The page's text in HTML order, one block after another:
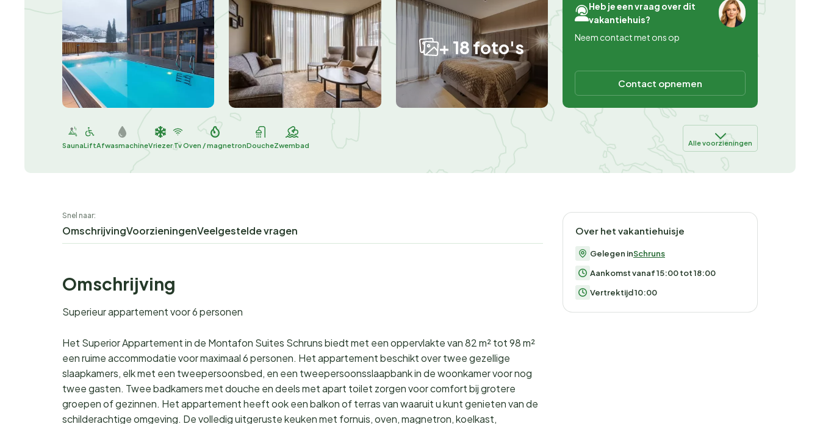
+ 18 foto's
Heb je een vraag over dit
vakantiehuis?
Neem contact met ons op
Contact opnemen
SaunaLiftAfwasmachineVriezer TvOven / magnetronDoucheZwembad Alle voorzieningen
Snel naar:
OmschrijvingVoorzieningenVeelgestelde vragen
Omschrijving
Superieur appartement voor 6 personen
Het Superior Appartement in de Montafon Suites Schruns biedt met een oppervlakte van 82 m² tot 98 m²
een ruime accommodatie voor maximaal 6 personen. Het appartement beschikt over twee gezellige
slaapkamers, elk met een tweepersoonsbed, en een tweepersoonsslaapbank in de woonkamer voor nog
twee gasten. Twee badkamers met douche en deels met apart toilet zorgen voor comfort bij grotere
groepen of gezinnen. Het appartement heeft ook een balkon of terras van waaruit u kunt genieten van de
schilderachtige omgeving. De volledig uitgeruste keuken met fornuis, oven, magnetron, koelkast,
Over het vakantiehuisje
Gelegen inSchruns
Aankomst vanaf 15:00 tot 18:00
Vertrektijd 10:00